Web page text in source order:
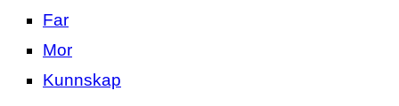
Far
Mor
Kunnskap